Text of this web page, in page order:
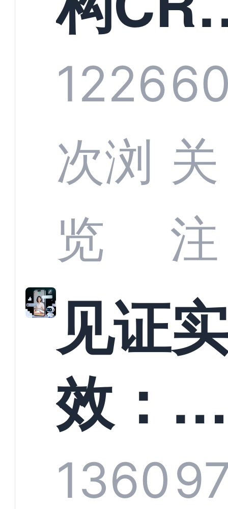
系统头
部供应
商深度
解析：
螳螂科
技何以
1226
次浏
览
关
注
见证实
效：螳
螂科技
1360